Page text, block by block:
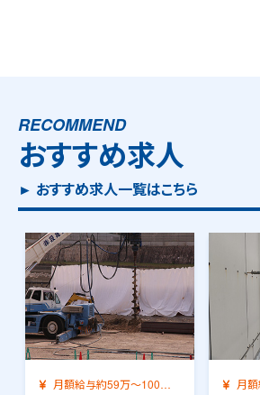
RECOMMEND
おすすめ求人
► おすすめ求人一覧はこちら
月額給与約34万～41万